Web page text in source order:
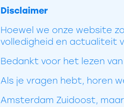
Disclaimer
Hoewel we onze website
volledigheid en actualiteit
Bedankt voor het lezen
Als je vragen hebt, horen
Amsterdam Zuidoost,